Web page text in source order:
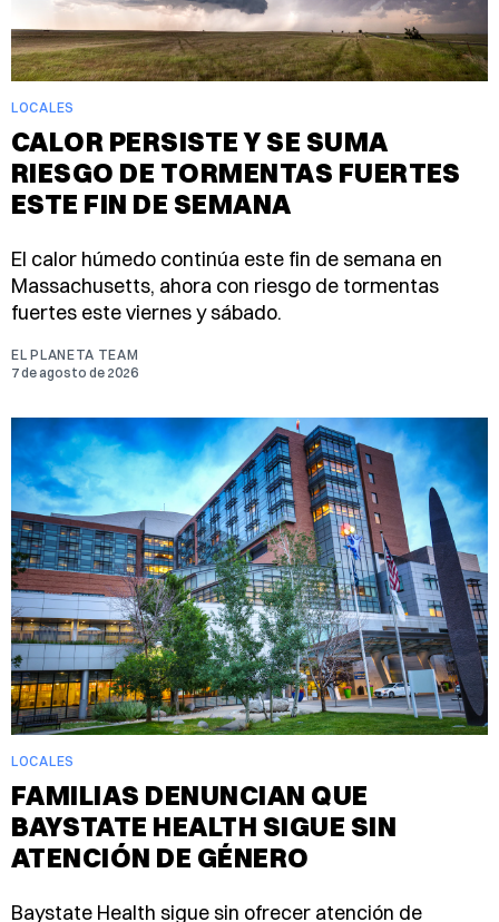
LOCALES
CALOR PERSISTE Y SE SUMA
RIESGO DE TORMENTAS FUERTES
ESTE FIN DE SEMANA
El calor húmedo continúa este fin de semana en
Massachusetts, ahora con riesgo de tormentas
fuertes este viernes y sábado.
EL PLANETA TEAM
7 de agosto de 2026
LOCALES
FAMILIAS DENUNCIAN QUE
BAYSTATE HEALTH SIGUE SIN
ATENCIÓN DE GÉNERO
Baystate Health sigue sin ofrecer atención de